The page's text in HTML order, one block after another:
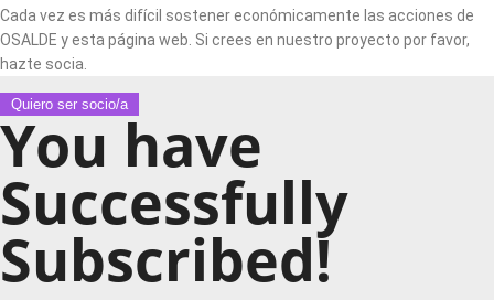
Cada vez es más difícil sostener económicamente las acciones de
OSALDE y esta página web. Si crees en nuestro proyecto por favor,
hazte socia.
Quiero ser socio/a
You have
Successfully
Subscribed!